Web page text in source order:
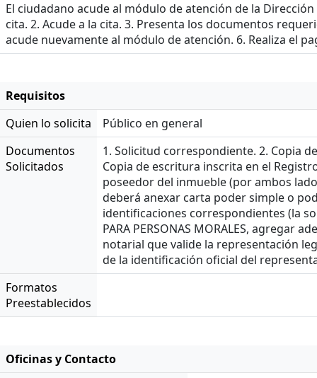
El ciudadano acude al módulo de atención de la
cita. 2. Acude a la cita. 3. Presenta los documentos
acude nuevamente al módulo de atención. 6. Realiza el
Requisitos
Quien lo solicita
Público en general
Documentos
Solicitados
1. Solicitud correspondiente. 2. Copia
Copia de escritura inscrita en el
poseedor del inmueble (por ambos
deberá anexar carta poder simple o
identificaciones correspondientes (la
PARA PERSONAS MORALES, agregar
notarial que valide la representación
de la identificación oficial del
Formatos
Preestablecidos
Oficinas y Contacto